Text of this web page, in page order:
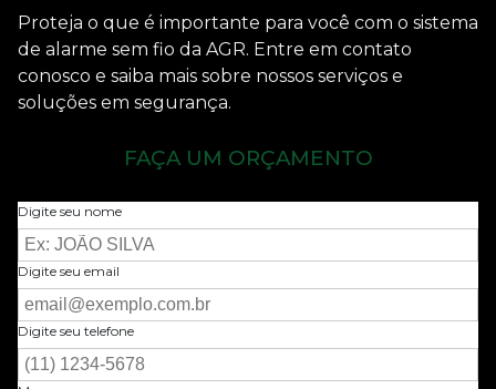
Proteja o que é importante para você com o sistema
de alarme sem fio da AGR. Entre em contato
conosco e saiba mais sobre nossos serviços e
soluções em segurança.
FAÇA UM ORÇAMENTO
Digite seu nome
Digite seu email
Digite seu telefone